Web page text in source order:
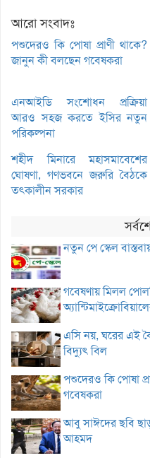
আরো সংবাদঃ
পশুদেরও কি পোষা প্রাণী থাকে?
জানুন কী বলছেন গবেষকরা
এনআইডি সংশোধন প্রক্রিয়া
আরও সহজ করতে ইসির নতুন
পরিকল্পনা
শহীদ মিনারে মহাসমাবেশের
ঘোষণা, গণভবনে জরুরি বৈঠকে
তৎকালীন সরকার
নতুন পে স্কেল
গবেষণায় মিলল
এসি নয়, ঘরের এই
বিদ্যুৎ বিল
পশুদেরও কি পোষা
গবেষকরা
আবু সাঈদের ছবি
আহমদ